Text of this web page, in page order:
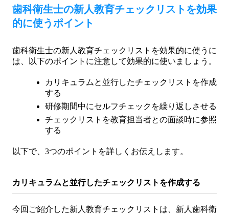
歯科衛生士の新人教育チェックリストを効果
的に使うポイント
歯科衛生士の新人教育チェックリストを効果的に使うに
は、以下のポイントに注意して効果的に使いましょう。
カリキュラムと並行したチェックリストを作成
する
研修期間中にセルフチェックを繰り返しさせる
チェックリストを教育担当者との面談時に参照
する
以下で、3つのポイントを詳しくお伝えします。
カリキュラムと並行したチェックリストを作成する
今回ご紹介した新人教育チェックリストは、新人歯科衛